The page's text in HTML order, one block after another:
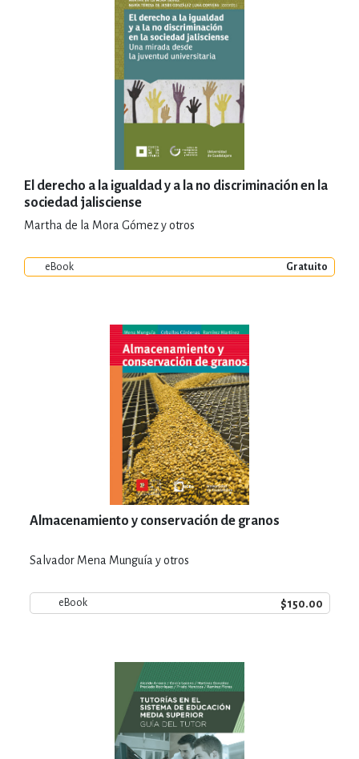
El derecho a la igualdad y a la no discriminación en la
sociedad jalisciense
Martha de la Mora Gómez y otros
eBook Gratuito
Almacenamiento y conservación de granos
Salvador Mena Munguía y otros
eBook $150.00